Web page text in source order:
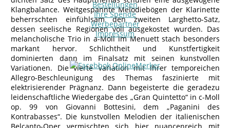
Bestellungen
Ihre Spende
Werbepartner
Impressum
Klangbalance. Weitgespannte Melodiebögen der Klarinette
beherrschten einfühlsam den zweiten Larghetto-Satz,
dessen seelische Regionen voll ausgekostet wurden. Das
melancholische Trio in a-Moll im Menuett stach besonders
markant hervor. Schlichtheit und Kunstfertigkeit
dominierten dann im Finalsatz mit seinen kunstvollen
Variationen. Die vierte Variation mit ihrer temporeichen
Allegro-Beschleunigung des Themas faszinierte mit
elektrisierender Prägnanz. Dann begeisterte die geradezu
leidenschaftliche Wiedergabe des „Gran Quintetto“ in c-Moll
op. 99 von Giovanni Bottesini, dem „Paganini des
Kontrabasses“. Die kunstvollen Melodien der italienischen